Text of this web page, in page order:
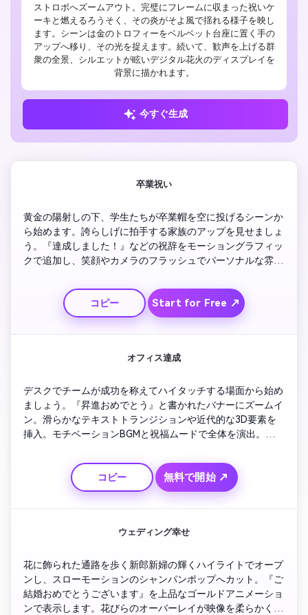
ストロボへズームアウト。完璧にフレームに収まった祝いケ
ーキと燃えるろうそく、その炎がそよ風で揺れる様子を映し
ます。シーンは金のトロフィーをベルベット台座に置く手の
アップへ移り、その光を捉えます。続いて、歓声を上げる群
衆の全景、シルエットが眩いデジタル花火のディスプレイを
背景に描かれます。
今すぐ生成
卒業祝い
黄金の陽射しの下、学生たちが卒業帽を空に投げるシーンか
ら始めます。誇らしげに拍手する家族のアップを見せましょ
う。『達成しました！』などの祝辞をモーショングラフィッ
クで追加し、笑顔やカメラのフラッシュでパーソナルな雰囲
陽気なBGMで節目を祝います。
コピー
Start for Free ↗
オフィス達成
デスクでチームが成功を称えてハイタッチする場面から始め
ましょう。『昇進おめでとう』と書かれたバナーにズームイ
ン。滑らかなテキストトランジションや近代的な3D要素を
挿入。モチベーションBGMと祝福ムードで全体を演出。ラス
うキャプションで締めくくります。社内アナウンスや
LinkedInのシェアに最適。
コピー 無料で開始 ↗
ウェディング幸せ
花に飾られた通路を歩く新郎新婦の輝くハイライトでオープ
ンし、スローモーションのシャンパンポップへカット。『ご
結婚おめでとうございます』を上品なゴールドアニメーショ
ンで表示します。花びらのオーバーレイが映像を柔らかく漂